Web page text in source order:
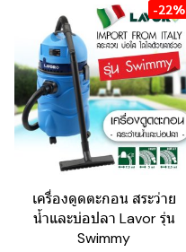
-22%
เครื่องดูดตะกอน สระว่าย
น้ำและบ่อปลา Lavor รุ่น
Swimmy